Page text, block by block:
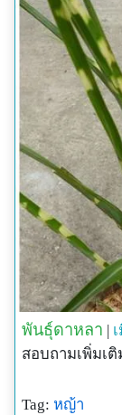
พันธุ์ดาหลา |
สอบถามเพิ่มเติ
Tag: หญ้า